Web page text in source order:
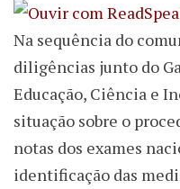
Na sequência do
diligências junto do
Educação, Ciência e
situação sobre o
notas dos exames
identificação das